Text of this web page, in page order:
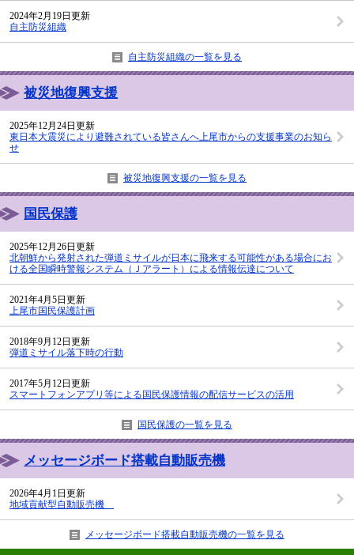
2024年2月19日更新
自主防災組織
自主防災組織の一覧を見る
被災地復興支援
2025年12月24日更新
東日本大震災により避難されている皆さんへ上尾市からの支援事業のお知ら
せ
被災地復興支援の一覧を見る
国民保護
2025年12月26日更新
北朝鮮から発射された弾道ミサイルが日本に飛来する可能性がある場合にお
ける全国瞬時警報システム（Ｊアラート）による情報伝達について
2021年4月5日更新
上尾市国民保護計画
2018年9月12日更新
弾道ミサイル落下時の行動
2017年5月12日更新
スマートフォンアプリ等による国民保護情報の配信サービスの活用
国民保護の一覧を見る
メッセージボード搭載自動販売機
2026年4月1日更新
地域貢献型自動販売機
メッセージボード搭載自動販売機の一覧を見る